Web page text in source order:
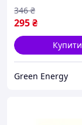
295₴
346 ₴
Купити
Green Energy